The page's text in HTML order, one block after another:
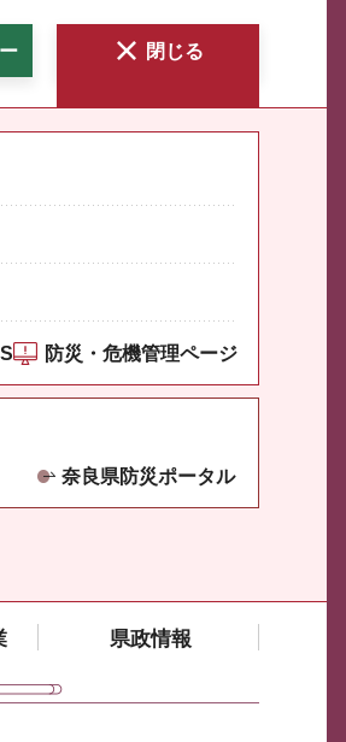
閉じる
防災・危機管理ページ
奈良県防災ポータル
県政情報